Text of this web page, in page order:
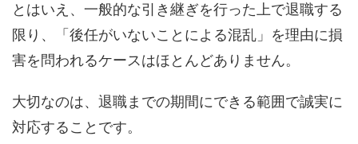
とはいえ、一般的な引き継ぎを行った上で退職する
限り、「後任がいないことによる混乱」を理由に損
害を問われるケースはほとんどありません。
大切なのは、退職までの期間にできる範囲で誠実に
対応することです。